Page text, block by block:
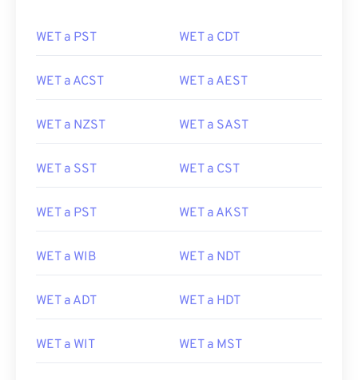
WET a PST WET a CDT
WET a ACST WET a AEST
WET a NZST WET a SAST
WET a SST WET a CST
WET a PST WET a AKST
WET a WIB WET a NDT
WET a ADT WET a HDT
WET a WIT WET a MST